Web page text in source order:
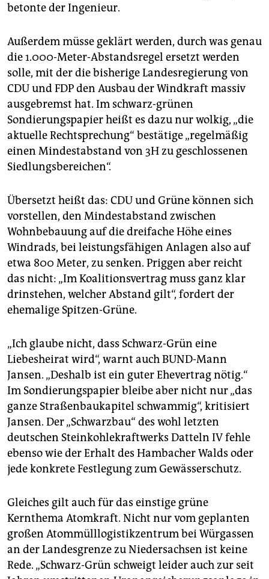
betonte der Ingenieur.
Außerdem müsse geklärt werden, durch was genau
die 1.000-Meter-Abstandsregel ersetzt werden
solle, mit der die bisherige Landesregierung von
CDU und FDP den Ausbau der Windkraft massiv
ausgebremst hat. Im schwarz-grünen
Sondierungspapier heißt es dazu nur wolkig, „die
aktuelle Rechtsprechung“ bestätige „regelmäßig
einen Mindestabstand von 3H zu geschlossenen
Siedlungsbereichen“.
Übersetzt heißt das: CDU und Grüne können sich
vorstellen, den Mindestabstand zwischen
Wohnbebauung auf die dreifache Höhe eines
Windrads, bei leistungsfähigen Anlagen also auf
etwa 800 Meter, zu senken. Priggen aber reicht
das nicht: „Im Koalitionsvertrag muss ganz klar
drinstehen, welcher Abstand gilt“, fordert der
ehemalige Spitzen-Grüne.
„Ich glaube nicht, dass Schwarz-Grün eine
Liebesheirat wird“, warnt auch BUND-Mann
Jansen. „Deshalb ist ein guter Ehevertrag nötig.“
Im Sondierungspapier bleibe aber nicht nur „das
ganze Straßenbaukapitel schwammig“, kritisiert
Jansen. Der „Schwarzbau“ des wohl letzten
deutschen Steinkohlekraftwerks Datteln IV fehle
ebenso wie der Erhalt des Hambacher Walds oder
jede konkrete Festlegung zum Gewässerschutz.
Gleiches gilt auch für das einstige grüne
Kernthema Atomkraft. Nicht nur vom geplanten
großen Atommülllogistikzentrum bei Würgassen
an der Landesgrenze zu Niedersachsen ist keine
Rede. „Schwarz-Grün schweigt leider auch zur seit